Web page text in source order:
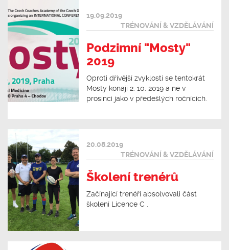
19.09.2019
TRÉNOVÁNÍ & VZDĚLÁVÁNÍ
Podzimní "Mosty"
2019
Oproti dřívější zvyklosti se tentokrát
Mosty konají 2. 10. 2019 a ne v
prosinci jako v předešlých ročnících.
20.08.2019
TRÉNOVÁNÍ & VZDĚLÁVÁNÍ
Školení trenérů
Začínající trenéři absolvovali část
školení Licence C .